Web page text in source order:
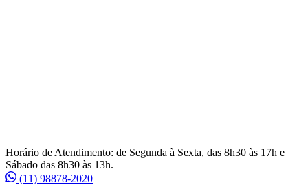
Horário de Atendimento: de Segunda à Sexta, das 8h30 às 17h e
Sábado das 8h30 às 13h.
(11) 98878-2020